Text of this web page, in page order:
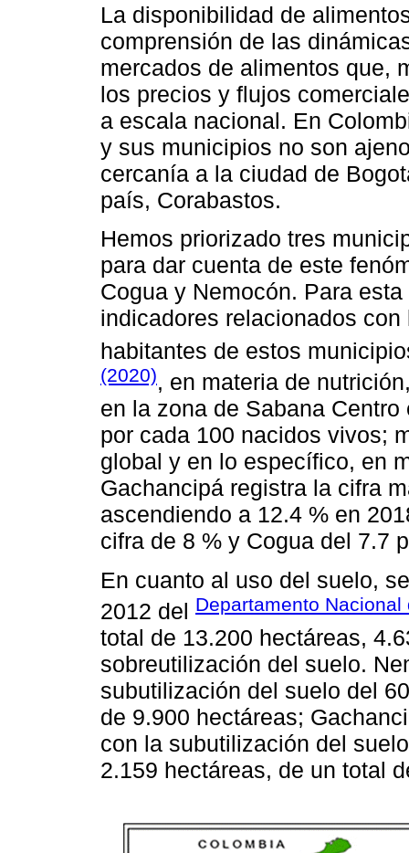
La disponibilidad de
comprensión de las
mercados de alimentos que,
los precios y flujos
a escala nacional. En
y sus municipios no son
cercanía a la ciudad de
país, Corabastos.
Hemos priorizado tres
para dar cuenta de este
Cogua y Nemocón. Para
indicadores relacionados
habitantes de estos
(2020), en materia de
en la zona de Sabana
por cada 100 nacidos vivos;
global y en lo específico, en
Gachancipá registra la cifra
ascendiendo a 12.4 % en
cifra de 8 % y Cogua del 7.7
En cuanto al uso del suelo,
2012 del Departamento
total de 13.200 hectáreas,
sobreutilización del suelo.
subutilización del suelo del
de 9.900 hectáreas;
con la subutilización del
2.159 hectáreas, de un total